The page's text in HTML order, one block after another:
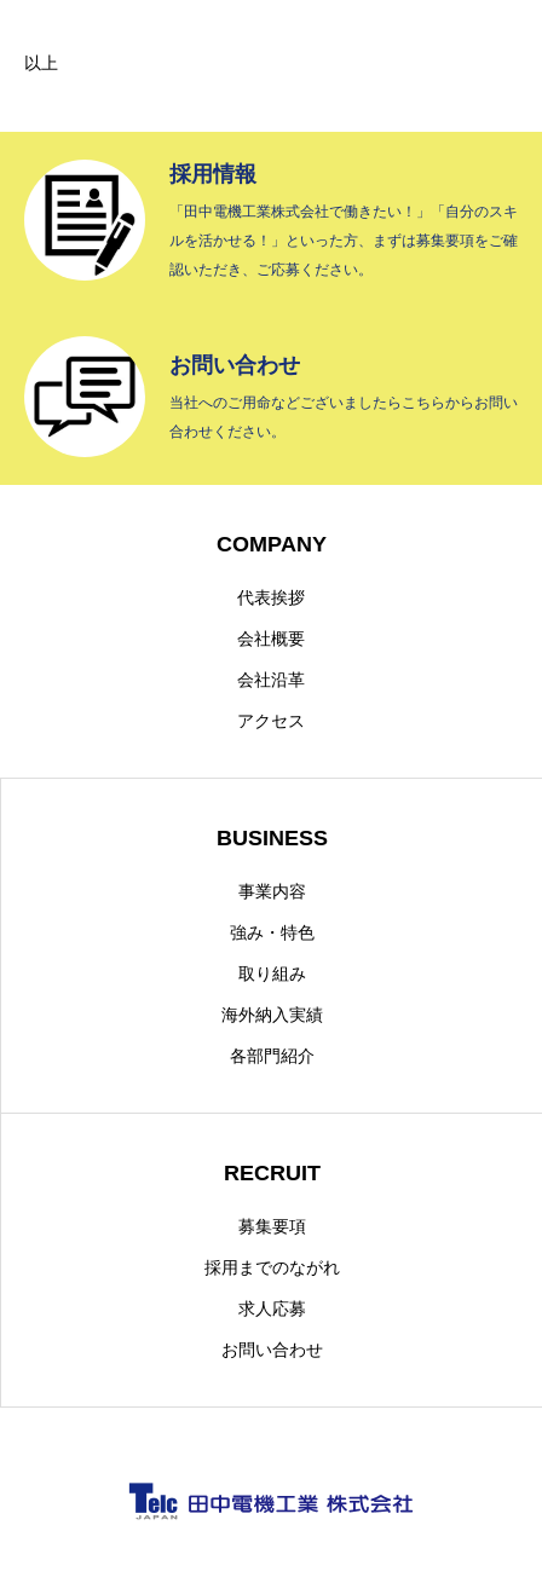
以上
採用情報
「田中電機工業株式会社で働きたい！」「自分のスキ
ルを活かせる！」といった方、まずは募集要項をご確
認いただき、ご応募ください。
お問い合わせ
当社へのご用命などございましたらこちらからお問い
合わせください。
COMPANY
代表挨拶
会社概要
会社沿革
アクセス
BUSINESS
事業内容
強み・特色
取り組み
海外納入実績
各部門紹介
RECRUIT
募集要項
採用までのながれ
求人応募
お問い合わせ